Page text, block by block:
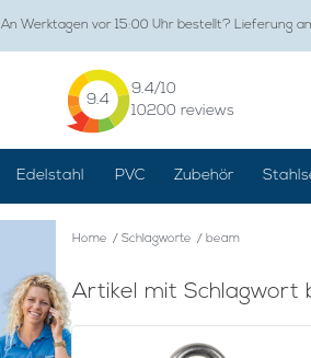
An Werktagen vor 15:00 Uhr bestellt? Lieferung
9.4
9.4/10
10200 reviews
Edelstahl PVC Zubehör
Home / Schlagworte / beam
Artikel mit Schlagwort